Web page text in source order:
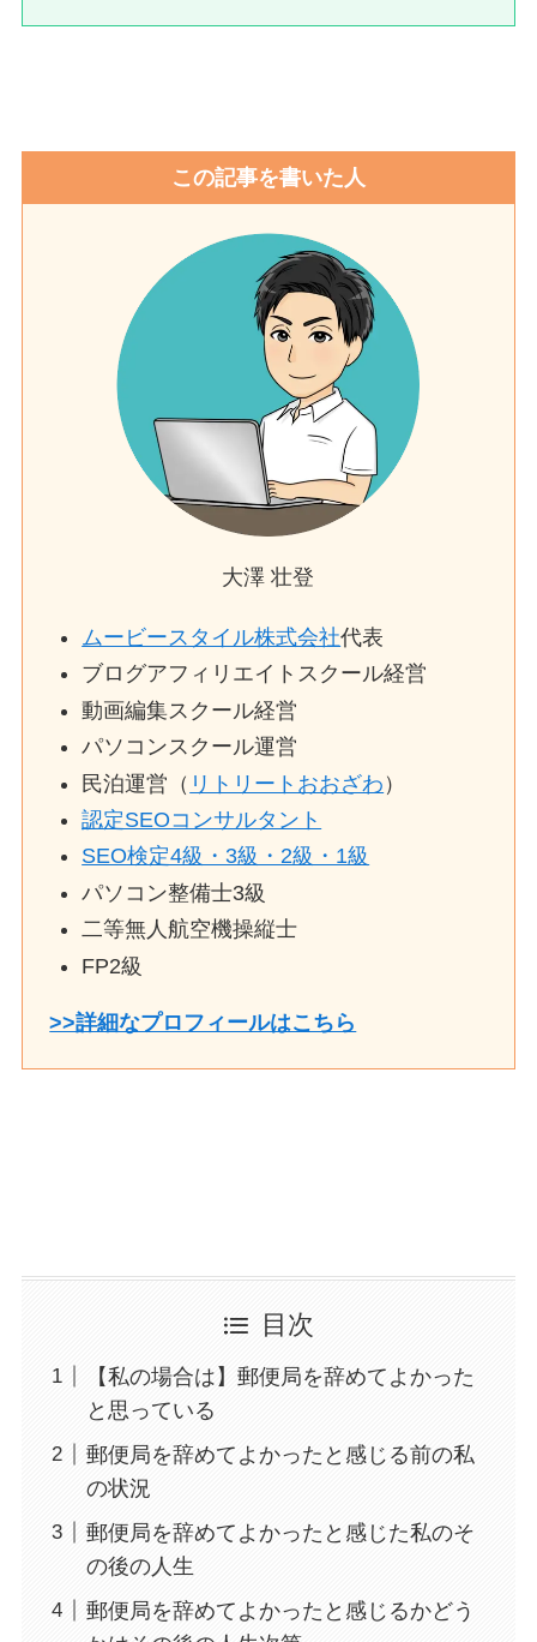
この記事を書いた人
大澤 壮登
ムービースタイル株式会社代表
ブログアフィリエイトスクール経営
動画編集スクール経営
パソコンスクール運営
民泊運営（ リトリートおおざわ ）
認定SEOコンサルタント
SEO検定4級・3級・2級・1級
パソコン整備士3級
二等無人航空機操縦士
FP2級
>>詳細なプロフィールはこちら
目次
【私の場合は】郵便局を辞めてよかった
と思っている
郵便局を辞めてよかったと感じる前の私
の状況
郵便局を辞めてよかったと感じた私のそ
の後の人生
郵便局を辞めてよかったと感じるかどう